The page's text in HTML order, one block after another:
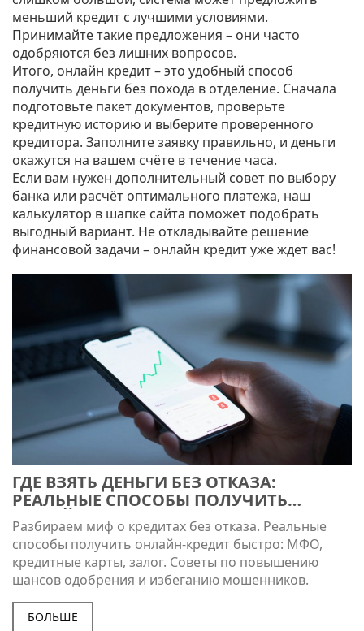
меньший кредит с лучшими условиями.
Принимайте такие предложения – они часто
одобряются без лишних вопросов.
Итого, онлайн кредит – это удобный способ
получить деньги без похода в отделение. Сначала
подготовьте пакет документов, проверьте
кредитную историю и выберите проверенного
кредитора. Заполните заявку правильно, и деньги
окажутся на вашем счёте в течение часа.
Если вам нужен дополнительный совет по выбору
банка или расчёт оптимального платежа, наш
калькулятор в шапке сайта поможет подобрать
выгодный вариант. Не откладывайте решение
финансовой задачи – онлайн кредит уже ждет вас!
ГДЕ ВЗЯТЬ ДЕНЬГИ БЕЗ ОТКАЗА:
РЕАЛЬНЫЕ СПОСОБЫ ПОЛУЧИТЬ
ОНЛАЙН-КРЕДИТ БЫСТРО И
БЕЗОПАСНО
Разбираем миф о кредитах без отказа. Реальные
способы получить онлайн-кредит быстро: МФО,
кредитные карты, залог. Советы по повышению
шансов одобрения и избеганию мошенников.
БОЛЬШЕ